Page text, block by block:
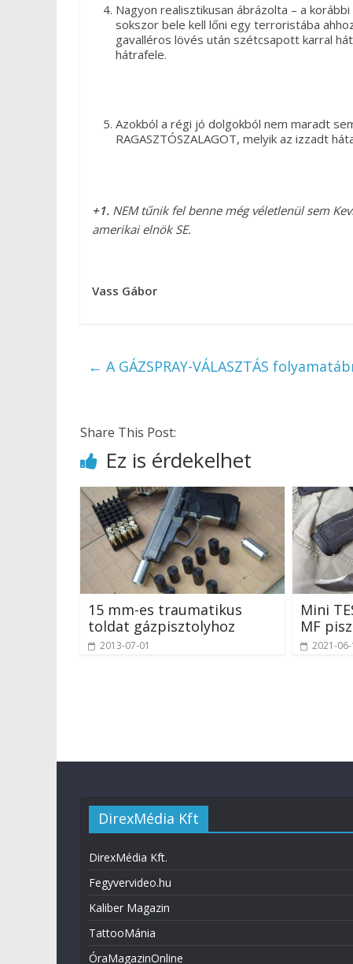
Nagyon realisztikusan ábrázolta – a
sokszor bele kell lőni egy terroristába
gavalléros lövés után szétcsapott karral
hátrafele.
Azokból a régi jó dolgokból nem maradt
RAGASZTÓSZALAGOT, melyik az izzadt
+1. NEM tűnik fel benne még véletlenül sem
amerikai elnök SE.
Vass Gábor
← A GÁZSPRAY-VÁLASZTÁS
Share This Post:
Ez is érdekelhet
15 mm-es traumatikus
toldat gázpisztolyhoz
2013-07-01
Mini
MF
2021-
DirexMédia Kft
DirexMédia Kft.
Fegyvervideo.hu
Kaliber Magazin
TattooMánia
ÓraMagazinOnline